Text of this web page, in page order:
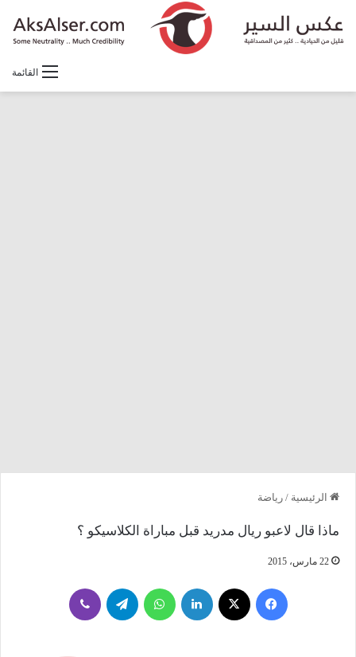
القائمة
الرئيسية / رياضة
ماذا قال لاعبو ريال مدريد قبل مباراة الكلاسيكو ؟
22 مارس، 2015
فيسبوك لينكدإن واتساب تيلقرام